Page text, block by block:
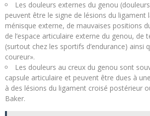
Les douleurs externes du genou
peuvent être le signe de lésions du ligament
ménisque externe, de mauvaises positions
de l’espace articulaire externe du genou, de
(surtout chez les sportifs d’endurance) ainsi
coureur».
Les douleurs au creux du genou sont
capsule articulaire et peuvent être dues à
à des lésions du ligament croisé postérieur
Baker.